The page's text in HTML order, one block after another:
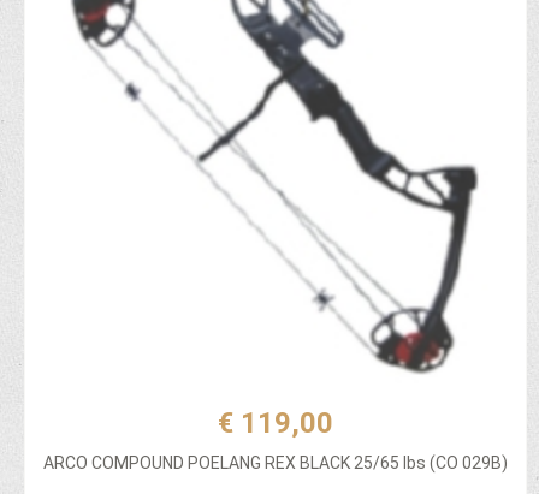
€ 119,00
ARCO COMPOUND POELANG REX BLACK 25/65 lbs (CO 029B)